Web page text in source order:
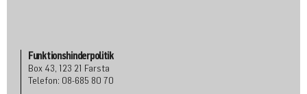
Funktionshinderpolitik
Box 43, 123 21 Farsta
Telefon: 08-685 80 70